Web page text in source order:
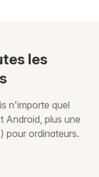
les
n'importe quel
Android, plus une
pour ordinateurs.